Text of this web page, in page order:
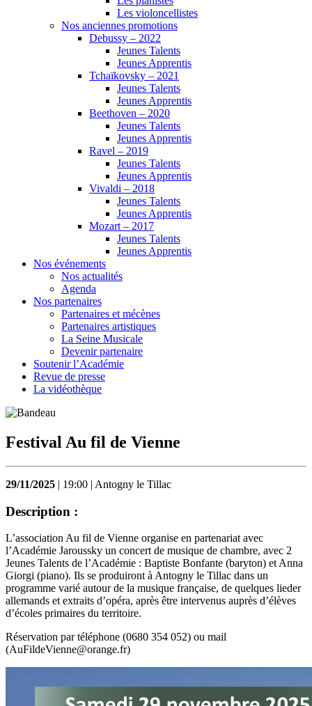
Les violoncellistes
Nos anciennes promotions
Debussy – 2022
Jeunes Talents
Jeunes Apprentis
Tchaïkovsky – 2021
Jeunes Talents
Jeunes Apprentis
Beethoven – 2020
Jeunes Talents
Jeunes Apprentis
Ravel – 2019
Jeunes Talents
Jeunes Apprentis
Vivaldi – 2018
Jeunes Talents
Jeunes Apprentis
Mozart – 2017
Jeunes Talents
Jeunes Apprentis
Nos événements
Nos actualités
Agenda
Nos partenaires
Partenaires et mécènes
Partenaires artistiques
La Seine Musicale
Devenir partenaire
Soutenir l’Académie
Revue de presse
La vidéothèque
Festival Au fil de Vienne
29/11/2025 | 19:00 | Antogny le Tillac
Description :
L’association Au fil de Vienne organise en partenariat avec
l’Académie Jaroussky un concert de musique de chambre, avec 2
Jeunes Talents de l’Académie : Baptiste Bonfante (baryton) et Anna
Giorgi (piano). Ils se produiront à Antogny le Tillac dans un
programme varié autour de la musique française, de quelques lieder
allemands et extraits d’opéra, après être intervenus auprès d’élèves
d’écoles primaires du territoire.
Réservation par téléphone (0680 354 052) ou mail
(AuFildeVienne@orange.fr)